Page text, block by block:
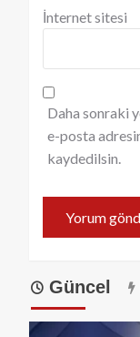
İnternet sitesi
Daha sonraki
e-posta
kaydedilsin.
Güncel